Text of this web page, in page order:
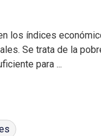
los índices
Se trata de la
para ...